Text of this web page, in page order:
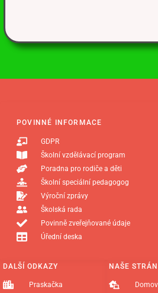
NAŠE
DALŠÍ ODKAZY
Praskačka
POVINNÉ INFORMACE
GDPR
Školní vzdělávací program
Poradna pro rodiče a děti
Školní speciální pedagogog
Výroční zprávy
Školská rada
Povinně zveřejňované údaje
Úřední deska